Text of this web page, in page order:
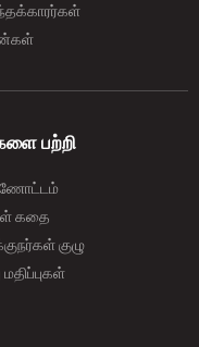
பற்றி
கதை
குழு
மதிப்புகள்